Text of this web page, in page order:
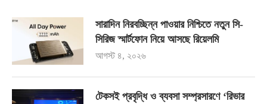
সারাদিন নিরবচ্ছিন্ন পাওয়ার নিশ্চিতে নতুন সি-
সিরিজ স্মার্টফোন নিয়ে আসছে রিয়েলমি
আগস্ট ৪, ২০২৬
টেকসই প্রবৃদ্ধি ও ব্যবসা সম্প্রসারণে ‘রিভার